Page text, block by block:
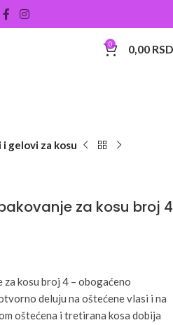
0 0,00 RSD
gelovi za kosu
za kosu broj 4
kosu broj 4 – obogaćeno
deluju na oštećene vlasi i na
oštećena i tretirana kosa dobija